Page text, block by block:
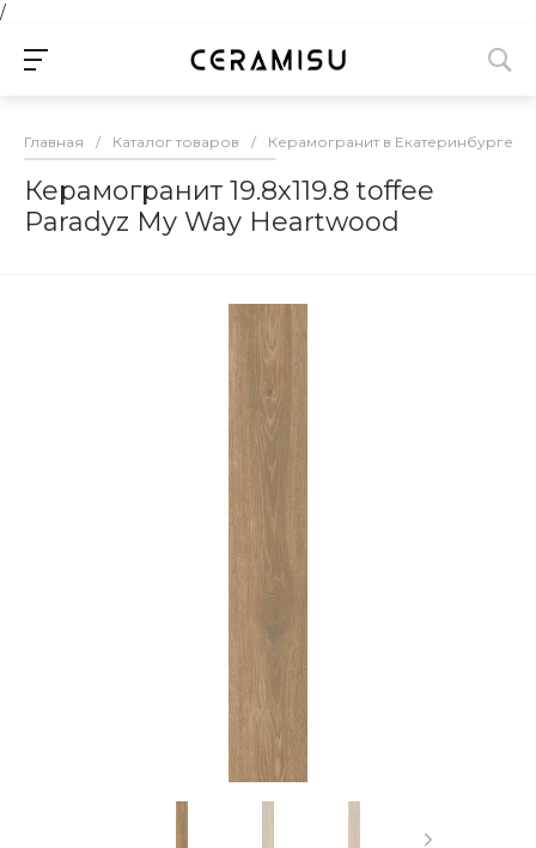
/
Главная / Каталог товаров / Керамогранит в Екатеринбурге
Керамогранит 19.8х119.8 toffee
Paradyz My Way Heartwood